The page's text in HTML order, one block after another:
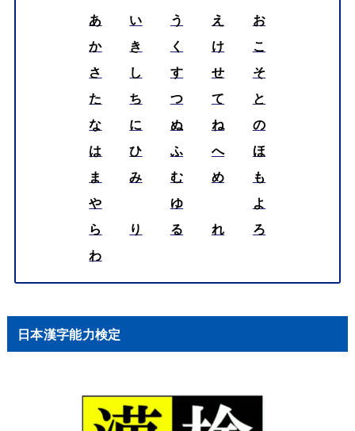
あ い う え
お
か
き く け
こ
さ
し す せ
そ
た
ち つ て
と
な
に ぬ ね
の
は
ひ ふ へ
ほ
ま
み む め
も
や
ゆ
よ
ら
り る れ
ろ
わ
日本漢字能力検定